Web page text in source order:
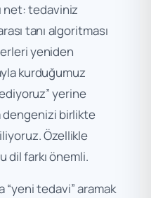
net: tedaviniz
tanı algoritması
yeniden
kurduğumuz
yerine
dengenizi birlikte
Özellikle
dil farkı önemli.
“yeni tedavi” aramak